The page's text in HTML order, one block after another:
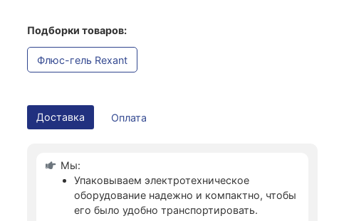
Подборки товаров:
Флюс-гель Rexant
Доставка Оплата
Мы:
Упаковываем электротехническое
оборудование надежно и компактно, чтобы
его было удобно транспортировать.